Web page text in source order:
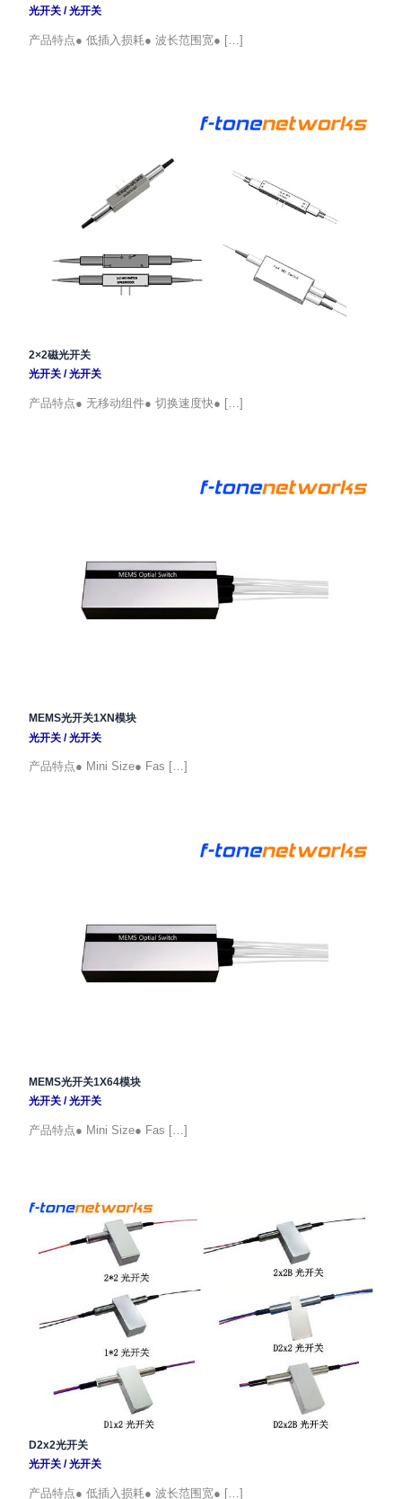
光开关/光开关
产品特点● 低插入损耗● 波长范围宽● […]
2×2磁光开关
光开关/光开关
产品特点● 无移动组件● 切换速度快● […]
MEMS光开关1XN模块
光开关/光开关
产品特点● Mini Size● Fas […]
MEMS光开关1X64模块
光开关/光开关
产品特点● Mini Size● Fas […]
D2x2光开关
光开关/光开关
产品特点● 低插入损耗● 波长范围宽● […]